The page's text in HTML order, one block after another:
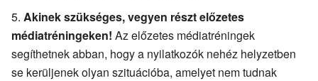
Akinek szükséges, vegyen részt előzetes
médiatréningeken! Az előzetes médiatréningek
segíthetnek abban, hogy a nyilatkozók nehéz helyzetben
se kerüljenek olyan szituációba, amelyet nem tudnak